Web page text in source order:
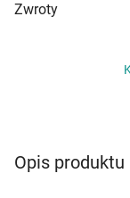
Marki
Zwroty
Opis produktu